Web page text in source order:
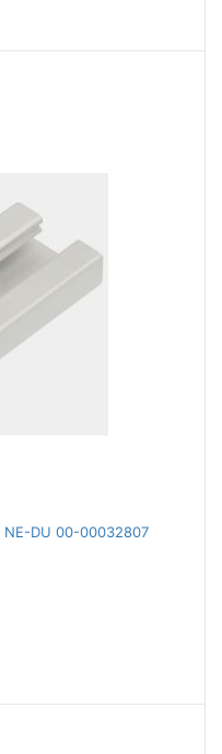
NE-DU 00-00032807